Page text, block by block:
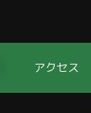
アクセス